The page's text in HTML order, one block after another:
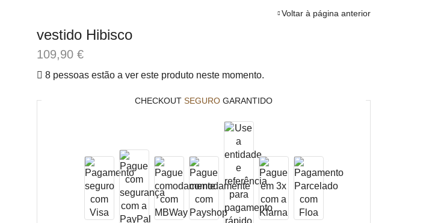
Voltar à página anterior
vestido Hibisco
109,90 €
8 pessoas estão a ver este produto neste momento.
CHECKOUT SEGURO GARANTIDO